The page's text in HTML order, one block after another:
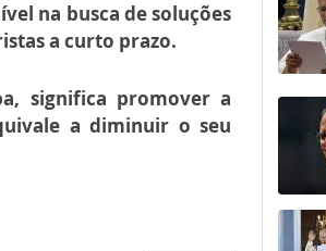
na busca de soluções
a curto prazo.
significa promover a
a diminuir o seu